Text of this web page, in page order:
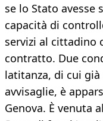
se lo Stato avesse
capacità di
servizi al cittadino
contratto. Due
latitanza, di cui
avvisaglie, è
Genova. È venuta